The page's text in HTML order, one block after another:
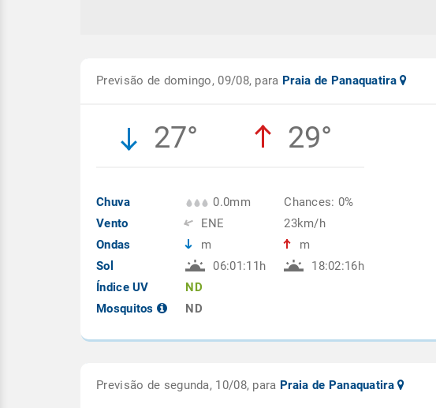
Previsão de domingo, 09/08, para Praia de Panaquatira
27° 29°
Chuva
Vento
Ondas
Sol
Índice UV
Mosquitos
0.0mm
ENE
m
06:01:11h
ND
ND
Chances: 0%
23km/h
m
18:02:16h
Previsão de segunda, 10/08, para Praia de Panaquatira